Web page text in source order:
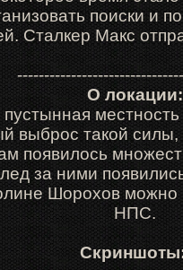
поиски и
Сталкер Макс
О локации:
местность
выброс такой
появилось
за ними
Шорохов можно
НПС.